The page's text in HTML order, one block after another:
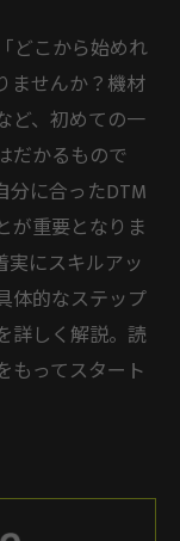
どこから始めれ
ませんか？機材
ど、初めての一
だかるもので
分に合ったDTM
が重要となりま
実にスキルアッ
体的なステップ
詳しく解説。読
もってスタート